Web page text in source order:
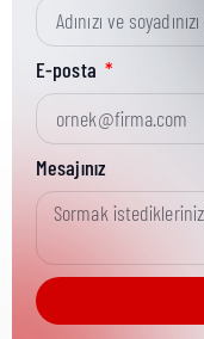
Kısa Parça No:
Ürün Grubu:
Ürün Kategorisi:
Nakliye Yüksekliği:
E-posta
Mesajınız